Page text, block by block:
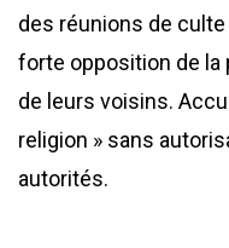
des réunions de
forte opposition de la
de leurs voisins.
religion » sans
autorités.